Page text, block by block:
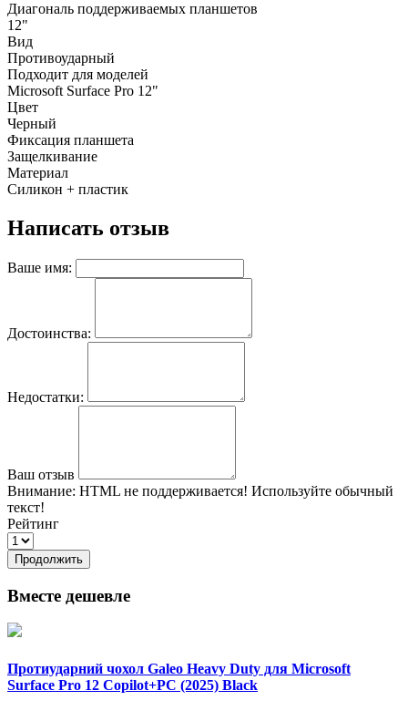
Диагональ поддерживаемых планшетов
12"
Вид
Противоударный
Подходит для моделей
Microsoft Surface Pro 12"
Цвет
Черный
Фиксация планшета
Защелкивание
Материал
Силикон + пластик
Написать отзыв
Ваше имя:
Достоинства:
Недостатки:
Ваш отзыв
Внимание: HTML не поддерживается! Используйте обычный
текст!
Рейтинг
Продолжить
Вместе дешевле
Протиударний чохол Galeo Heavy Duty для Microsoft
Surface Pro 12 Copilot+PC (2025) Black